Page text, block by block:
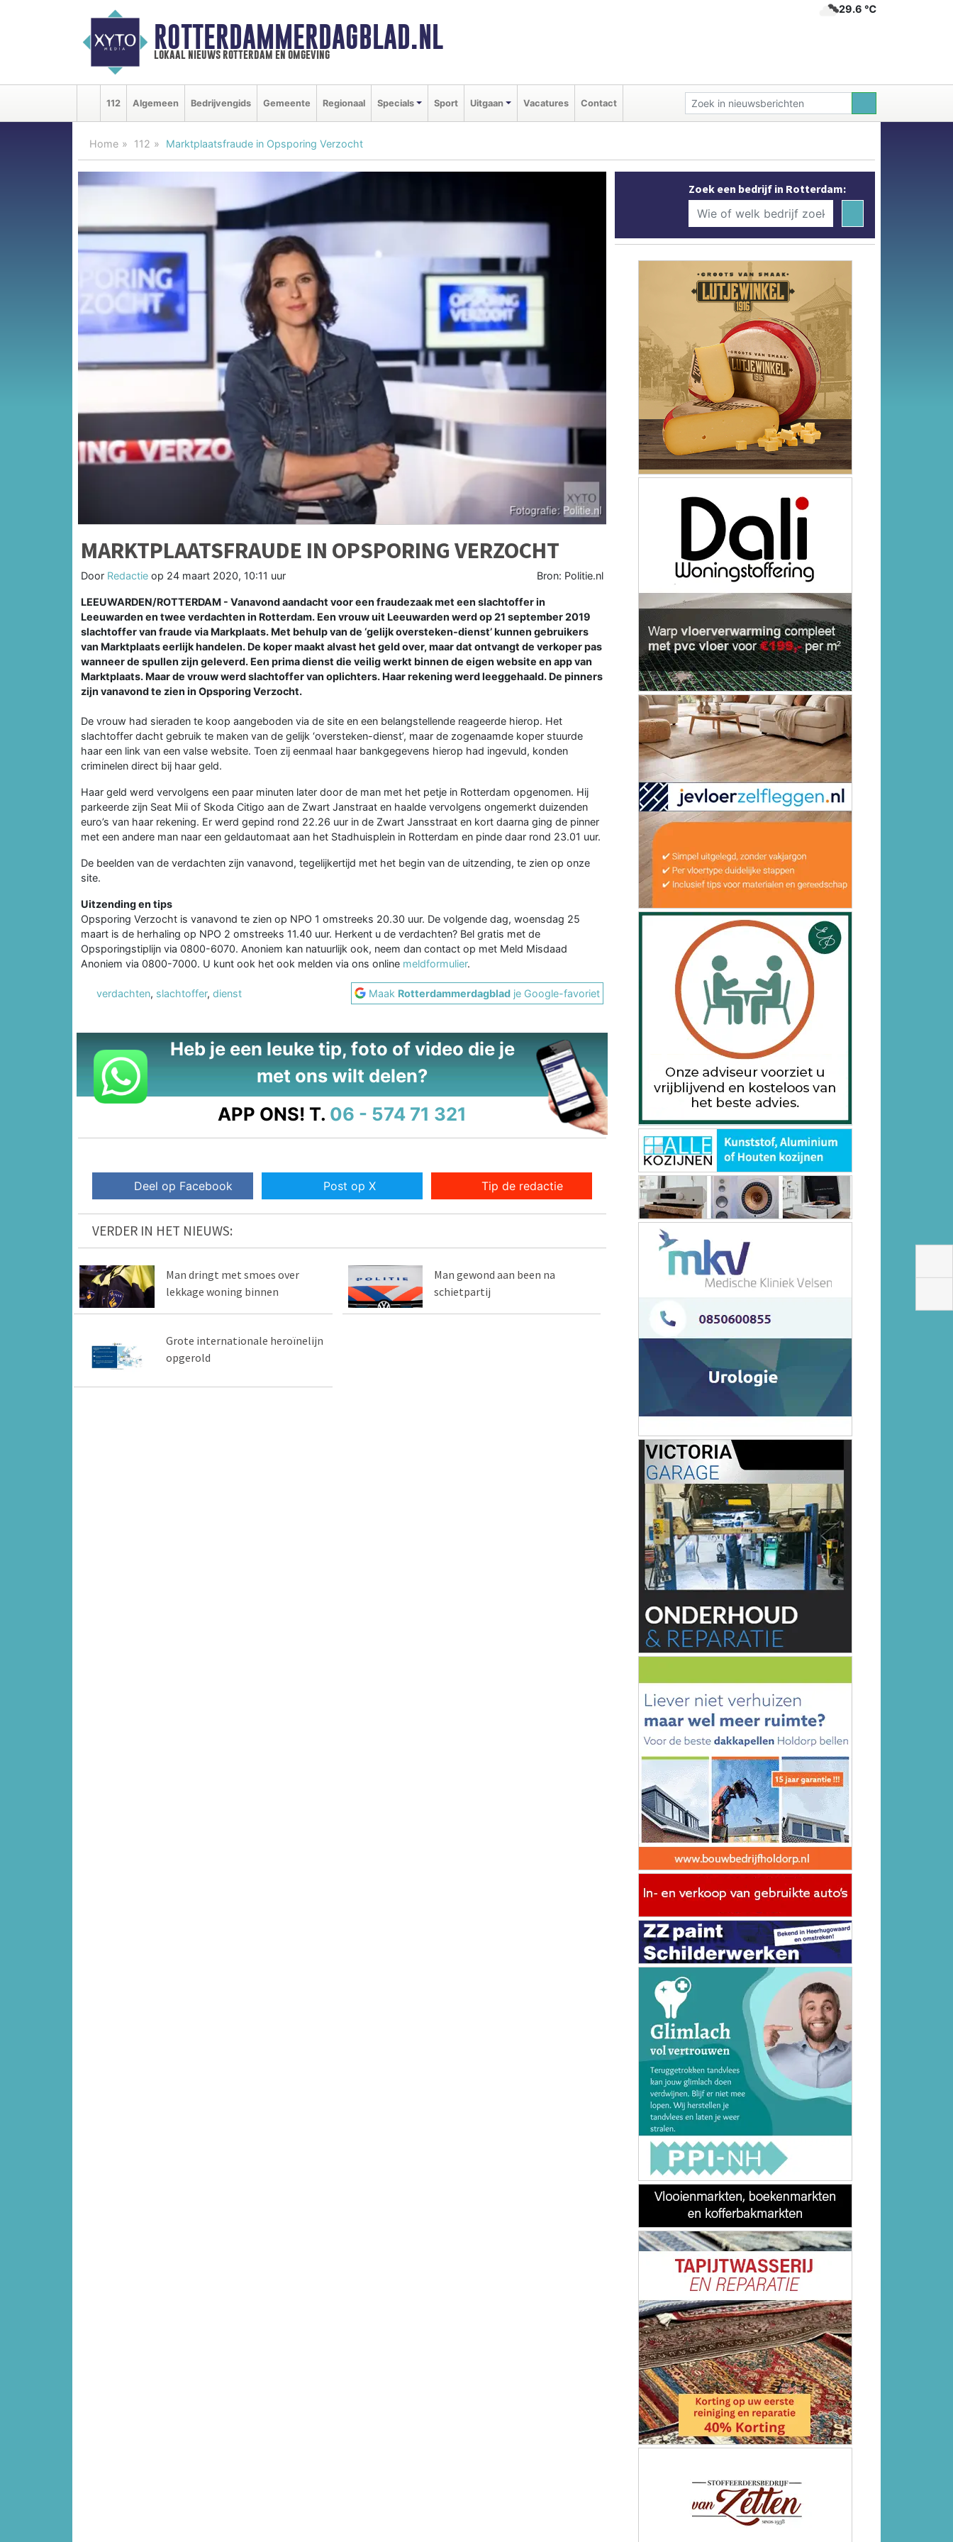
ROTTERDAMMERDAGBLAD.NL
lokaal nieuws rotterdam en omgeving
29.6 ℃
112 Algemeen Bedrijvengids Gemeente Regionaal Specials Sport Uitgaan Vacatures Contact
Home 112 Marktplaatsfraude in Opsporing Verzocht
MARKTPLAATSFRAUDE IN OPSPORING VERZOCHT
Door Redactie op 24 maart 2020, 10:11 uur Bron: Politie.nl
LEEUWARDEN/ROTTERDAM - Vanavond aandacht voor een fraudezaak met een slachtoffer in
Leeuwarden en twee verdachten in Rotterdam. Een vrouw uit Leeuwarden werd op 21 september 2019
slachtoffer van fraude via Markplaats. Met behulp van de ‘gelijk oversteken-dienst’ kunnen gebruikers
van Marktplaats eerlijk handelen. De koper maakt alvast het geld over, maar dat ontvangt de verkoper pas
wanneer de spullen zijn geleverd. Een prima dienst die veilig werkt binnen de eigen website en app van
Marktplaats. Maar de vrouw werd slachtoffer van oplichters. Haar rekening werd leeggehaald. De pinners
zijn vanavond te zien in Opsporing Verzocht.
De vrouw had sieraden te koop aangeboden via de site en een belangstellende reageerde hierop. Het
slachtoffer dacht gebruik te maken van de gelijk ‘oversteken-dienst’, maar de zogenaamde koper stuurde
haar een link van een valse website. Toen zij eenmaal haar bankgegevens hierop had ingevuld, konden
criminelen direct bij haar geld.
Haar geld werd vervolgens een paar minuten later door de man met het petje in Rotterdam opgenomen. Hij
parkeerde zijn Seat Mii of Skoda Citigo aan de Zwart Janstraat en haalde vervolgens ongemerkt duizenden
euro’s van haar rekening. Er werd gepind rond 22.26 uur in de Zwart Jansstraat en kort daarna ging de pinner
met een andere man naar een geldautomaat aan het Stadhuisplein in Rotterdam en pinde daar rond 23.01 uur.
De beelden van de verdachten zijn vanavond, tegelijkertijd met het begin van de uitzending, te zien op onze
site.
Uitzending en tips
Opsporing Verzocht is vanavond te zien op NPO 1 omstreeks 20.30 uur. De volgende dag, woensdag 25
maart is de herhaling op NPO 2 omstreeks 11.40 uur. Herkent u de verdachten? Bel gratis met de
Opsporingstiplijn via 0800-6070. Anoniem kan natuurlijk ook, neem dan contact op met Meld Misdaad
Anoniem via 0800-7000. U kunt ook het ook melden via ons online meldformulier.
verdachten, slachtoffer, dienst Maak Rotterdammerdagblad je Google-favoriet
Heb je een leuke tip, foto of video die je
met ons wilt delen?
APP ONS! T. 06 - 574 71 321
Deel op Facebook Post op X Tip de redactie
VERDER IN HET NIEUWS:
Man dringt met smoes over
lekkage woning binnen
Man gewond aan been na
schietpartij
Grote internationale heroïnelijn
opgerold
Zoek een bedrijf in Rotterdam: